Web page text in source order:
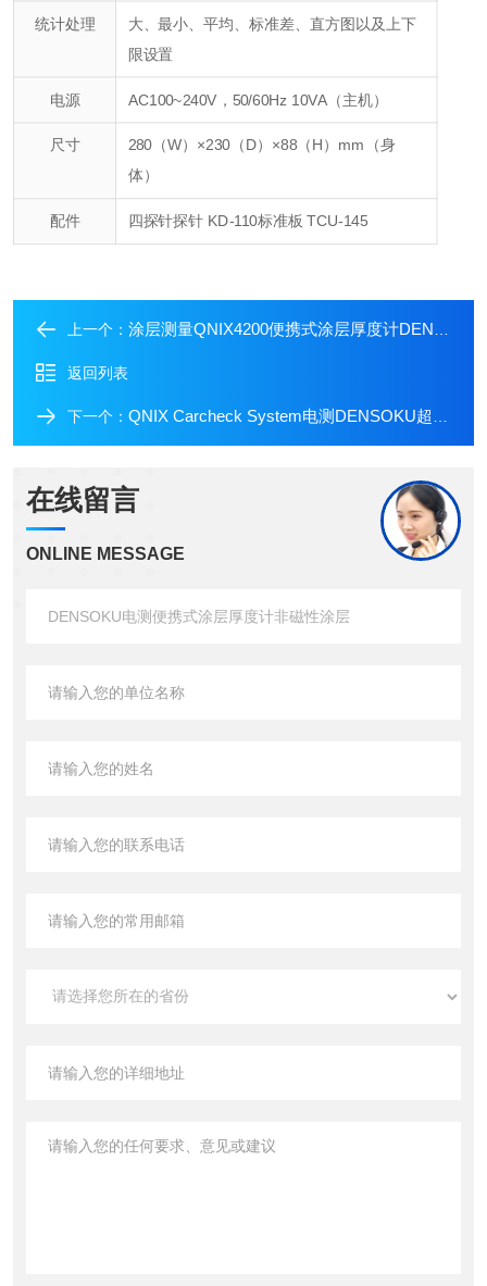
统计处理
大、最小、平均、标准差、直方图以及上下
限设置
电源 AC100~240V，50/60Hz 10VA（主机）
尺寸
280（W）×230（D）×88（H）mm（身
体）
配件 四探针探针 KD-110标准板 TCU-145
上一个： 涂层测量QNIX4200便携式涂层厚度计DENSOKU电测电解膜厚仪
返回列表
下一个： QNIX Carcheck System电测DENSOKU超轻量无线便携式涂层厚度计
在线留言
ONLINE MESSAGE